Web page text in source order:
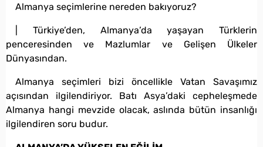
Almanya seçimlerine nereden bakıyoruz?
| Türkiye’den, Almanya’da yaşayan Türklerin
penceresinden ve Mazlumlar ve Gelişen Ülkeler
Dünyasından.
Almanya seçimleri bizi öncellikle Vatan Savaşımız
açısından ilgilendiriyor. Batı Asya’daki cepheleşmede
Almanya hangi mevzide olacak, aslında bütün insanlığı
ilgilendiren soru budur.